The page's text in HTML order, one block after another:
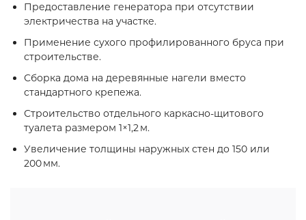
Предоставление генератора при отсутствии
электричества на участке.
Применение сухого профилированного бруса при
строительстве.
Сборка дома на деревянные нагели вместо
стандартного крепежа.
Строительство отдельного каркасно‑щитового
туалета размером 1×1,2 м.
Увеличение толщины наружных стен до 150 или
200 мм.